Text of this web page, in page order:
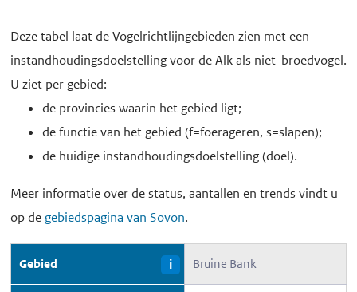
Deze tabel laat de Vogelrichtlijngebieden zien met een
instandhoudingsdoelstelling voor de Alk als niet-broedvogel.
U ziet per gebied:
de provincies waarin het gebied ligt;
de functie van het gebied (f=foerageren, s=slapen);
de huidige instandhoudingsdoelstelling (doel).
Meer informatie over de status, aantallen en trends vindt u
op de gebiedspagina van Sovon.
Gebied i Bruine Bank